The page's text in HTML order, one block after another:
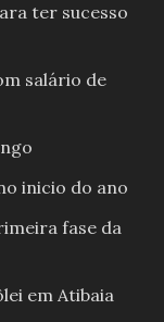
ter sucesso
salário de
inicio do ano
fase da
em Atibaia